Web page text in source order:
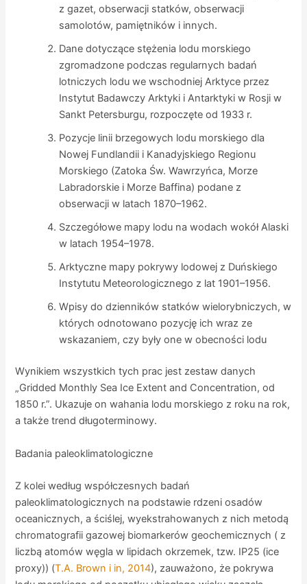
z gazet, obserwacji statków, obserwacji
samolotów, pamiętników i innych.
Dane dotyczące stężenia lodu morskiego
zgromadzone podczas regularnych badań
lotniczych lodu we wschodniej Arktyce przez
Instytut Badawczy Arktyki i Antarktyki w Rosji w
Sankt Petersburgu, rozpoczęte od 1933 r.
Pozycje linii brzegowych lodu morskiego dla
Nowej Fundlandii i Kanadyjskiego Regionu
Morskiego (Zatoka Św. Wawrzyńca, Morze
Labradorskie i Morze Baffina) podane z
obserwacji w latach 1870–1962.
Szczegółowe mapy lodu na wodach wokół Alaski
w latach 1954–1978.
Arktyczne mapy pokrywy lodowej z Duńskiego
Instytutu Meteorologicznego z lat 1901–1956.
Wpisy do dzienników statków wielorybniczych, w
których odnotowano pozycję ich wraz ze
wskazaniem, czy były one w obecności lodu
Wynikiem wszystkich tych prac jest zestaw danych
„Gridded Monthly Sea Ice Extent and Concentration, od
1850 r.”. Ukazuje on wahania lodu morskiego z roku na rok,
a także trend długoterminowy.
Badania paleoklimatologiczne
Z kolei według współczesnych badań
paleoklimatologicznych na podstawie rdzeni osadów
oceanicznych, a ściślej, wyekstrahowanych z nich metodą
chromatografii gazowej biomarkerów geochemicznych ( z
liczbą atomów węgla w lipidach okrzemek, tzw. IP25 (ice
proxy)) (T.A. Brown i in, 2014), zauważono, że pokrywa